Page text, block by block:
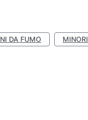
DA FUMO MINORI